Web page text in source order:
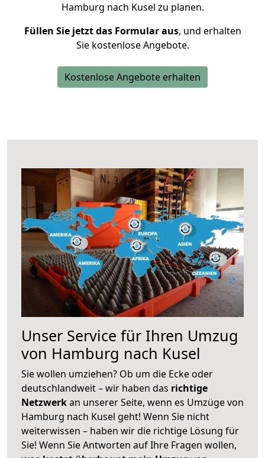
Hamburg nach Kusel zu planen.
Füllen Sie jetzt das Formular aus, und erhalten
Sie kostenlose Angebote.
Kostenlose Angebote erhalten
Unser Service für Ihren Umzug
von Hamburg nach Kusel
Sie wollen umziehen? Ob um die Ecke oder
deutschlandweit – wir haben das richtige
Netzwerkan unserer Seite, wenn es Umzüge von
Hamburg nach Kusel geht! Wenn Sie nicht
weiterwissen – haben wir die richtige Lösung für
Sie! Wenn Sie Antworten auf Ihre Fragen wollen,